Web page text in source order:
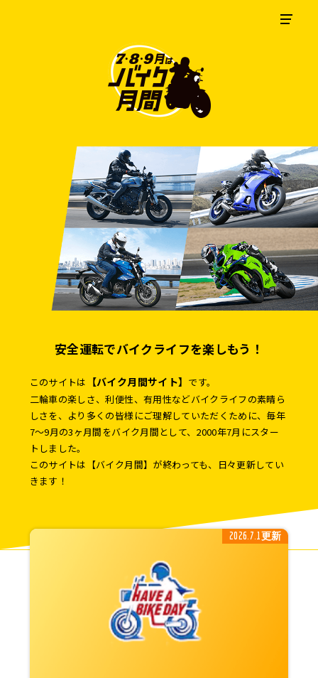
安全運転でバイクライフを楽しもう！
このサイトは 【バイク月間サイト】 です。
二輪車の楽しさ、利便性、有用性などバイクライフの素晴ら
しさを、 より多くの皆様にご理解していただくために、毎年
7～9月の3ヶ月間をバイク月間として、2000年7月にスター
トしました。
このサイトは【バイク月間】が終わっても、日々更新してい
きます！
2026.7.1更新